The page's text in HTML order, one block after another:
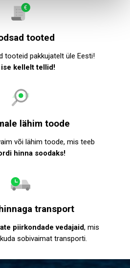
tooted
tooteid pakkujatelt üle Eesti!
ise kellelt tellid!
lähim toode
või lähim toode, mis teeb
hinna soodaks!
transport
piirkondade vedajaid, mis
sobivaimat transporti.